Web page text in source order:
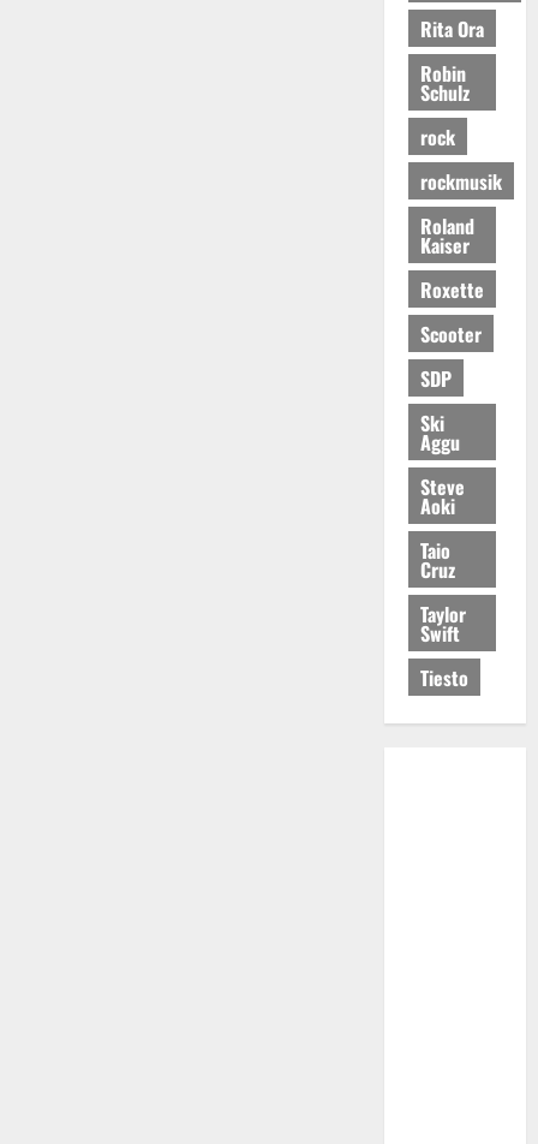
Rita Ora
Robin
Schulz
rock
rockmusik
Roland
Kaiser
Roxette
Scooter
SDP
Ski
Aggu
Steve
Aoki
Taio
Cruz
Taylor
Swift
Tiesto